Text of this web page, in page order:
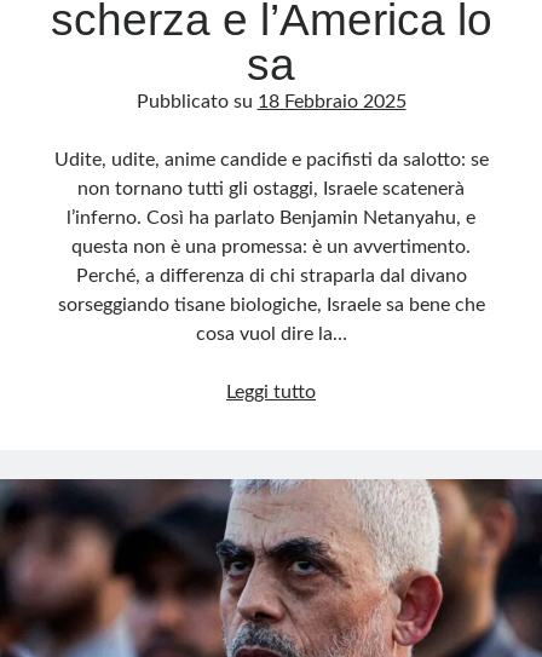
scherza e l’America lo
sa
Pubblicato su 18 Febbraio 2025
Udite, udite, anime candide e pacifisti da salotto: se
non tornano tutti gli ostaggi, Israele scatenerà
l’inferno. Così ha parlato Benjamin Netanyahu, e
questa non è una promessa: è un avvertimento.
Perché, a differenza di chi straparla dal divano
sorseggiando tisane biologiche, Israele sa bene che
cosa vuol dire la…
Leggi tuttoInferno?
Netanyahu
non
scherza
e
l’America
lo
sa